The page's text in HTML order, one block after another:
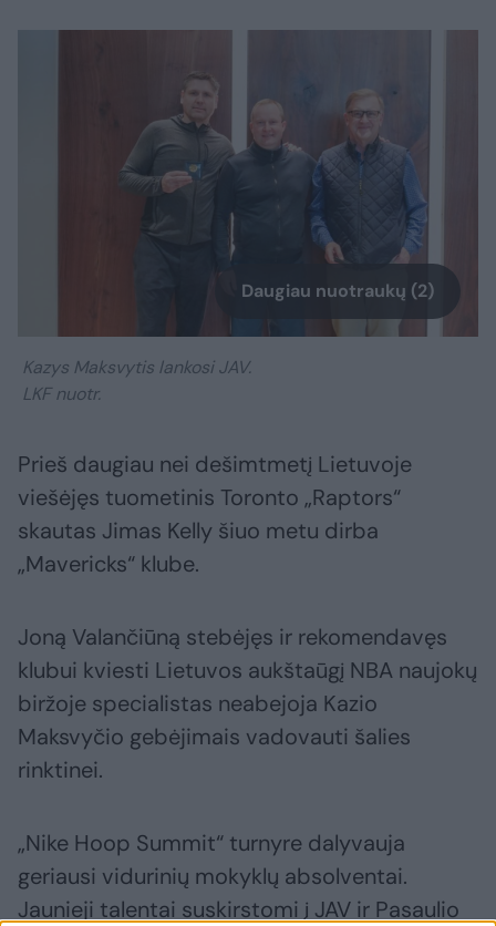
Daugiau nuotraukų (2)
Kazys Maksvytis lankosi JAV.
LKF nuotr.
Prieš daugiau nei dešimtmetį Lietuvoje
viešėjęs tuometinis Toronto „Raptors“
skautas Jimas Kelly šiuo metu dirba
„Mavericks“ klube.
Joną Valančiūną stebėjęs ir rekomendavęs
klubui kviesti Lietuvos aukštaūgį NBA naujokų
biržoje specialistas neabejoja Kazio
Maksvyčio gebėjimais vadovauti šalies
rinktinei.
„Nike Hoop Summit“ turnyre dalyvauja
geriausi vidurinių mokyklų absolventai.
Jaunieji talentai suskirstomi į JAV ir Pasaulio